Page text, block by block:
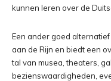
kunnen leren over de
Een ander goed
aan de Rijn en biedt een
tal van musea, theaters,
bezienswaardigheden,